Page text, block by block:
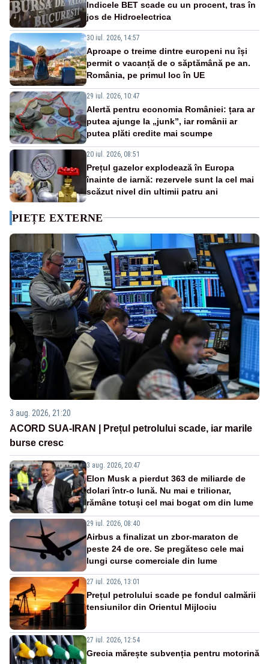
Indicele BET scade cu un procent, tras în
jos de Hidroelectrica
30 iul. 2026, 14:57
Aproape o treime dintre europeni nu își
permit o vacanță de o săptămână pe an.
România, pe primul loc în UE
29 iul. 2026, 10:47
Alertă pentru economia României: țara ar
putea ajunge la „junk”, iar românii ar
putea plăti credite mai scumpe
20 iul. 2026, 08:51
Prețul gazelor explodează în Europa
înainte de iarnă: rezervele sunt la cel mai
scăzut nivel din ultimii patru ani
PIEȚE EXTERNE
3 aug. 2026, 21:20
ACORD SUA-IRAN | Prețul petrolului scade, iar marile
burse cresc
3 aug. 2026, 20:47
Elon Musk a pierdut 363 de miliarde de
dolari într-o lună. Nu mai e trilionar,
rămâne totuși cel mai bogat om din lume
29 iul. 2026, 08:40
Airbus a finalizat un zbor-maraton de
peste 24 de ore. Se pregătesc cele mai
lungi curse comerciale din lume
27 iul. 2026, 13:01
Prețul petrolului scade pe fondul calmării
tensiunilor din Orientul Mijlociu
27 iul. 2026, 12:54
Grecia mărește subvenția pentru motorină